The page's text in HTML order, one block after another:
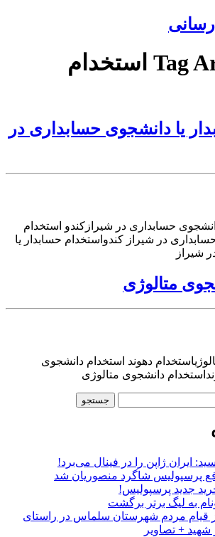
Tag Archives for استخدام
یا دانشجوی حسابداری در
حسابداری در شیرازکندو استخدام
در شیراز کندواستخدام حسابدار یا
شیراز
متالوژی
دهوند استخدام دانشجوی
دانشجوی متالوژی
ایران ژاپن را در فینال می‌برد!
پرسپولیس شاگرد منصوریان شد
جدید پرسپولیس!
به لیگ برتر برگشت
قیام مردم شهرستان سلماس در راستای
+ تصاویر